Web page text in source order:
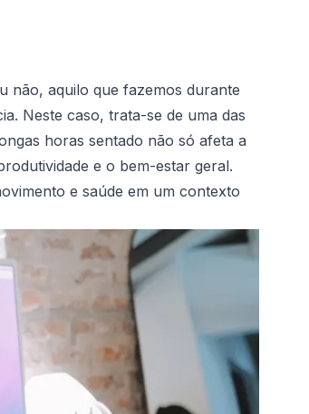
não, aquilo que fazemos durante
Neste caso, trata-se de uma das
horas sentado não só afeta a
e o bem-estar geral.
e saúde em um contexto